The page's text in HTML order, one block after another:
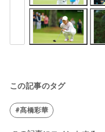
この記事のタグ
#髙橋彩華